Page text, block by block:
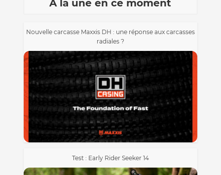
A la une en ce moment
Nouvelle carcasse Maxxis DH : une réponse aux carcasses
radiales ?
Test : Early Rider Seeker 14